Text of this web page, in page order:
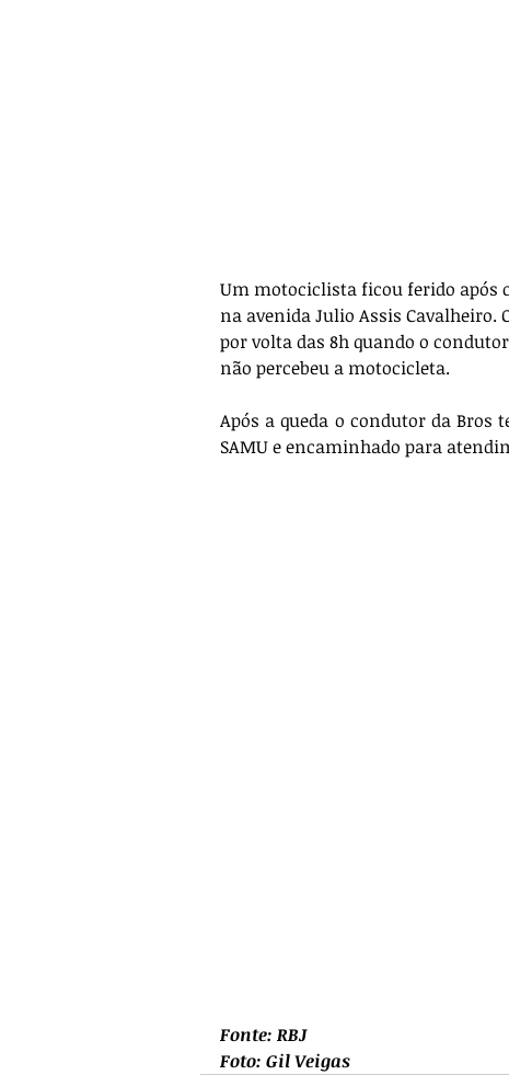
Um motociclista ficou ferido após
na avenida Julio Assis
por volta das 8h quando o
não percebeu a motocicleta.
Após a queda o condutor da
SAMU e encaminhado para
Fonte: RBJ
Foto: Gil Veigas